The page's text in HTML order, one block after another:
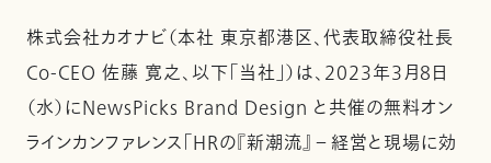
株式会社カオナビ（本社 東京都港区、代表取締役社長
Co-CEO 佐藤 寛之、以下「当社」）は、2023年3月8日
（水）にNewsPicks Brand Design と共催の無料オン
ラインカンファレンス「HRの『新潮流』－経営と現場に効